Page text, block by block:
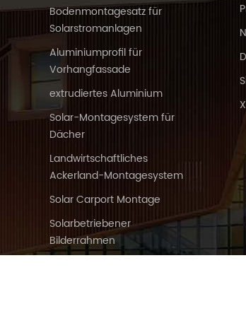
Bodenmontagesatz für
Solarstromanlagen
Aluminiumprofil für
Vorhangfassade
extrudiertes Aluminium
Solar-Montagesystem für
Dächer
Landwirtschaftliches
Ackerland-Montagesystem
Solar Carport Montage
Solarbetriebener
Bilderrahmen